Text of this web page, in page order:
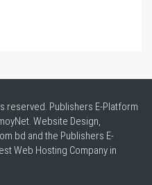
reserved. Publishers E-Platform
Website Design,
and the Publishers E-
Web Hosting Company in